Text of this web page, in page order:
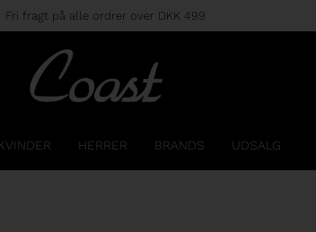
Fri fragt på alle ordrer over DKK 499
HERRER BRANDS UDSALG